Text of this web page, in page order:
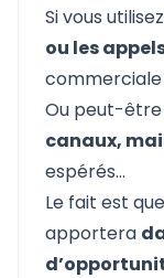
Si vous utilisez
ou les
commerciale
Ou peut-être
canaux,
espérés…
Le fait est
apportera